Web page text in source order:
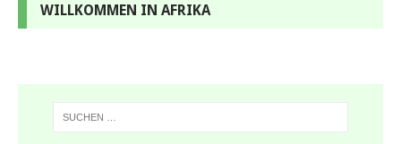
WILLKOMMEN IN AFRIKA